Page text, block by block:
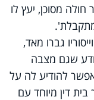
מסוכן, יעץ לו
גברו מאד,
שגם מצבה
להודיע לה על
דין מיוחד עם